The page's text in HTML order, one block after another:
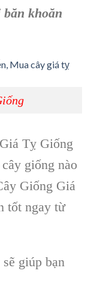
khoăn
Tỵ Giống
giống nào
Giống Giá
tốt ngay từ
sẽ giúp bạn